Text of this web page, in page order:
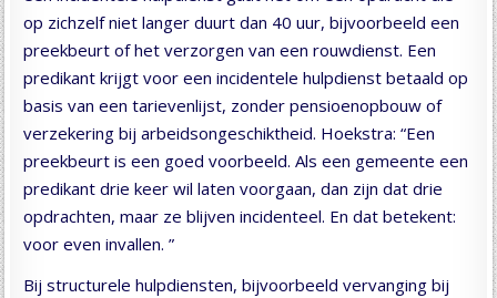
op zichzelf niet langer duurt dan 40 uur, bijvoorbeeld een
preekbeurt of het verzorgen van een rouwdienst. Een
predikant krijgt voor een incidentele hulpdienst betaald op
basis van een tarievenlijst, zonder pensioenopbouw of
verzekering bij arbeidsongeschiktheid. Hoekstra: “Een
preekbeurt is een goed voorbeeld. Als een gemeente een
predikant drie keer wil laten voorgaan, dan zijn dat drie
opdrachten, maar ze blijven incidenteel. En dat betekent:
voor even invallen. ”
Bij structurele hulpdiensten, bijvoorbeeld vervanging bij